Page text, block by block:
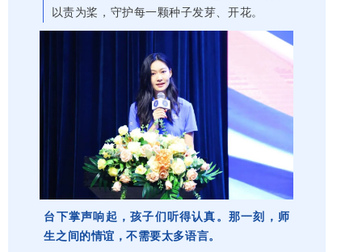
以责为桨，守护每一颗种子发芽、开花。
台下掌声响起，孩子们听得认真。那一刻，师
生之间的情谊，不需要太多语言。